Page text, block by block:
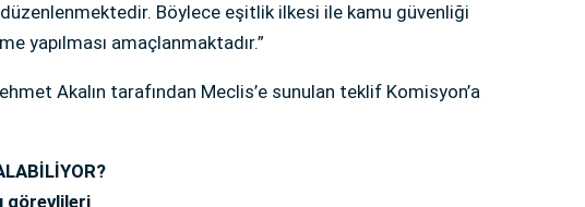
Böylece eşitlik ilkesi ile kamu güvenliği
yapılması amaçlanmaktadır.”
Akalın tarafından Meclis’e sunulan teklif Komisyon’a
görevlileri